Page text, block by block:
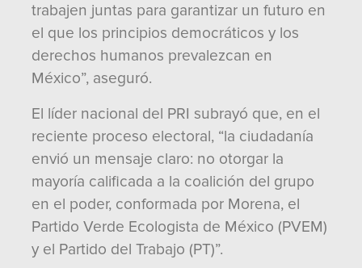
trabajen juntas para garantizar un futuro en
el que los principios democráticos y los
derechos humanos prevalezcan en
México”, aseguró.
El líder nacional del PRI subrayó que, en el
reciente proceso electoral, “la ciudadanía
envió un mensaje claro: no otorgar la
mayoría calificada a la coalición del grupo
en el poder, conformada por Morena, el
Partido Verde Ecologista de México (PVEM)
y el Partido del Trabajo (PT)”.